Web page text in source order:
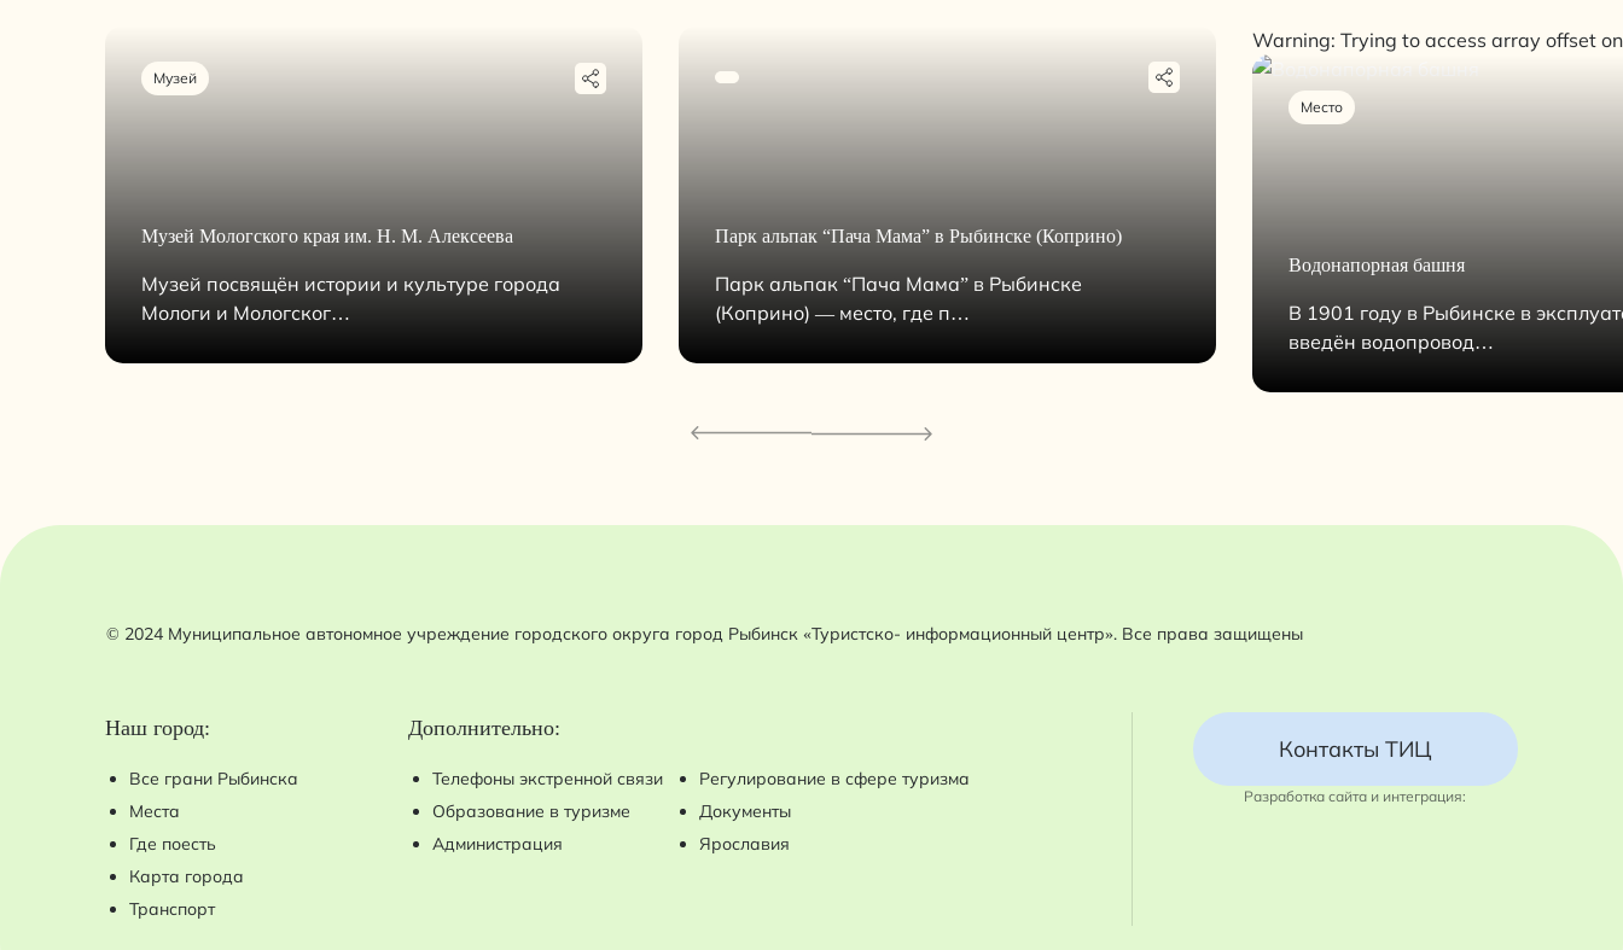
Музей
Музей Мологского края им. Н. М. Алексеева
Музей посвящён истории и культуре города
Мологи и Мологског…
Парк альпак “Пача Мама” в Рыбинске (Коприно)
Парк альпак “Пача Мама” в Рыбинске
(Коприно) — место, где п…
Warning: Trying to access array offset
Место
Водонапорная башня
В 1901 году в Рыбинске в
введён водопровод…
© 2024 Муниципальное автономное учреждение городского округа город Рыбинск «Туристско- информационный центр». Все права защищены
Наш город:
Все грани Рыбинска
Места
Где поесть
Карта города
Транспорт
Дополнительно:
Телефоны экстренной связи
Регулирование в сфере туризма
Образование в туризме
Документы
Администрация
Ярославия
Контакты ТИЦ
Разработка сайта и интеграция: